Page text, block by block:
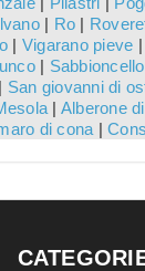
| Ro |
| Vigarano pieve |
|
| San giovanni di
| Alberone
di cona |